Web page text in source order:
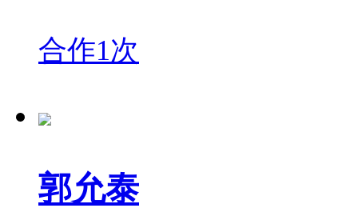
合作1次
郭允泰